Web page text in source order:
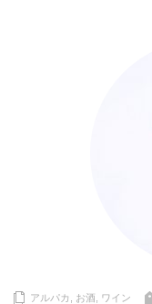
アルパカ お酒 ワイン